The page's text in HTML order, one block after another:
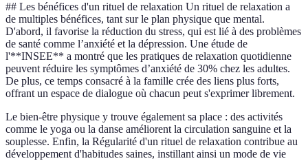
## Les bénéfices d'un rituel de relaxation Un rituel de relaxation a
de multiples bénéfices, tant sur le plan physique que mental.
D'abord, il favorise la réduction du stress, qui est lié à des problèmes
de santé comme l’anxiété et la dépression. Une étude de
l'**INSEE** a montré que les pratiques de relaxation quotidienne
peuvent réduire les symptômes d’anxiété de 30% chez les adultes.
De plus, ce temps consacré à la famille crée des liens plus forts,
offrant un espace de dialogue où chacun peut s'exprimer librement.
Le bien-être physique y trouve également sa place : des activités
comme le yoga ou la danse améliorent la circulation sanguine et la
souplesse. Enfin, la Régularité d'un rituel de relaxation contribue au
développement d'habitudes saines, instillant ainsi un mode de vie